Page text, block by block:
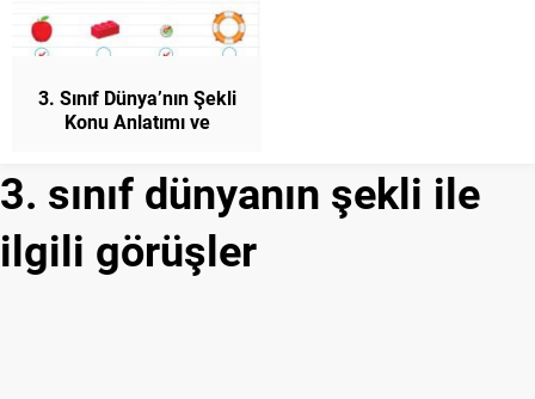
3. Sınıf Dünya’nın Şekli
Konu Anlatımı ve
3. sınıf dünyanın şekli ile
ilgili görüşler